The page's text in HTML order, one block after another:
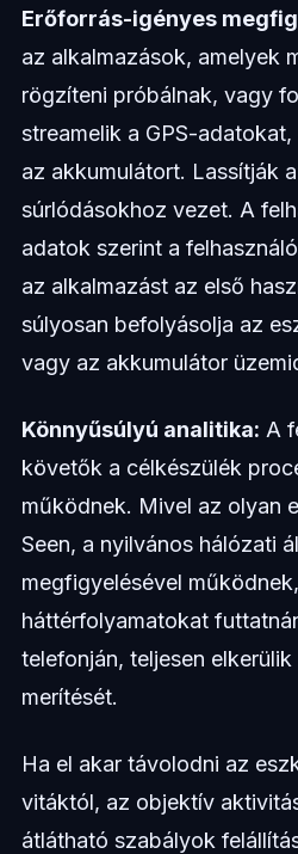
Erőforrás-igényes
az alkalmazások, amelyek
rögzíteni próbálnak, vagy
streamelik a GPS-
az akkumulátort. Lassítják
súrlódásokhoz vezet. A
adatok szerint a
az alkalmazást az első
súlyosan befolyásolja az
vagy az akkumulátor
Könnyűsúlyú analitika: A
követők a célkészülék
működnek. Mivel az olyan
Seen, a nyilvános hálózati
megfigyelésével
háttérfolyamatokat
telefonján, teljesen
merítését.
Ha el akar távolodni az
vitáktól, az objektív
átlátható szabályok